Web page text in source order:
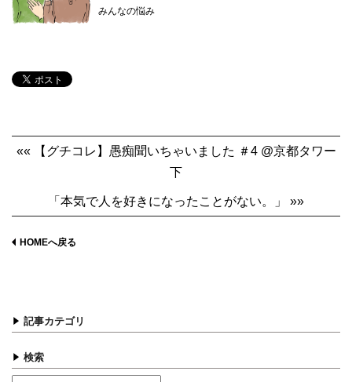
みんなの悩み
«« 【グチコレ】愚痴聞いちゃいました ＃4 @京都タワー
下
「本気で人を好きになったことがない。」 »»
HOMEへ戻る
記事カテゴリ
検索